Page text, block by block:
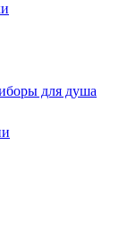
для душа